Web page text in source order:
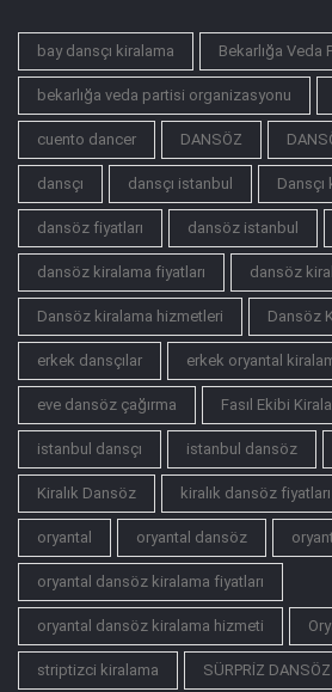
bay dansçı kiralama Bekarlığa Veda
bekarlığa veda partisi organizasyonu
cuento dancer DANSÖZ
dansçı dansçı istanbul Dansçı
dansöz fiyatları dansöz istanbul
dansöz kiralama fiyatları dansöz
Dansöz kiralama hizmetleri Dansöz
erkek dansçılar erkek oryantal
eve dansöz çağırma Fasıl Ekibi
istanbul dansçı istanbul dansöz
Kiralık Dansöz kiralık dansöz fiyatları
oryantal oryantal dansöz
oryantal dansöz kiralama fiyatları
oryantal dansöz kiralama hizmeti
striptizci kiralama SÜRPRİZ